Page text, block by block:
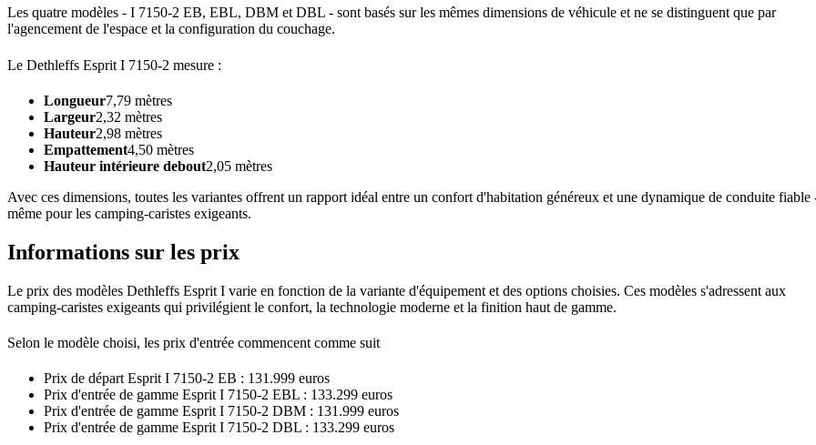
Les quatre modèles - I 7150-2 EB, EBL, DBM et DBL - sont basés sur les mêmes dimensions de véhicule et ne se distinguent que par
l'agencement de l'espace et la configuration du couchage.
Le Dethleffs Esprit I 7150-2 mesure :
Longueur7,79 mètres
Largeur2,32 mètres
Hauteur2,98 mètres
Empattement4,50 mètres
Hauteur intérieure debout2,05 mètres
Avec ces dimensions, toutes les variantes offrent un rapport idéal entre un confort d'habitation généreux et une dynamique de conduite fiable
même pour les camping-caristes exigeants.
Informations sur les prix
Le prix des modèles Dethleffs Esprit I varie en fonction de la variante d'équipement et des options choisies. Ces modèles s'adressent aux
camping-caristes exigeants qui privilégient le confort, la technologie moderne et la finition haut de gamme.
Selon le modèle choisi, les prix d'entrée commencent comme suit
Prix de départ Esprit I 7150-2 EB : 131.999 euros
Prix d'entrée de gamme Esprit I 7150-2 EBL : 133.299 euros
Prix d'entrée de gamme Esprit I 7150-2 DBM : 131.999 euros
Prix d'entrée de gamme Esprit I 7150-2 DBL : 133.299 euros